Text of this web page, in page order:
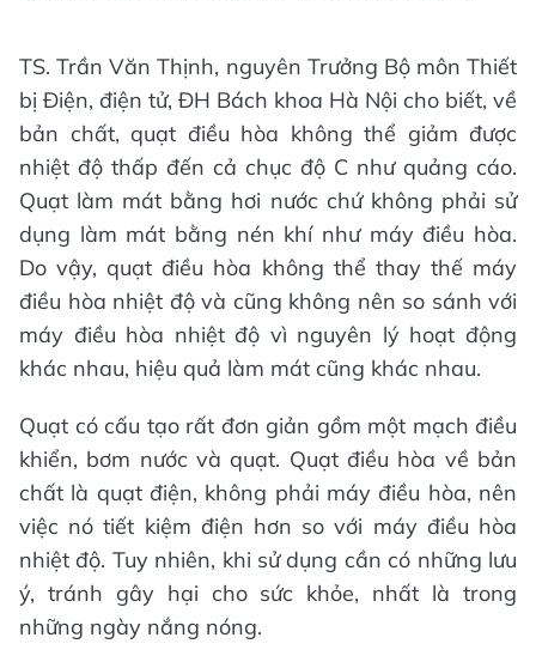
TS. Trần Văn Thịnh, nguyên Trưởng Bộ môn Thiết
bị Điện, điện tử, ĐH Bách khoa Hà Nội cho biết, về
bản chất, quạt điều hòa không thể giảm được
nhiệt độ thấp đến cả chục độ C như quảng cáo.
Quạt làm mát bằng hơi nước chứ không phải sử
dụng làm mát bằng nén khí như máy điều hòa.
Do vậy, quạt điều hòa không thể thay thế máy
điều hòa nhiệt độ và cũng không nên so sánh với
máy điều hòa nhiệt độ vì nguyên lý hoạt động
khác nhau, hiệu quả làm mát cũng khác nhau.
Quạt có cấu tạo rất đơn giản gồm một mạch điều
khiển, bơm nước và quạt. Quạt điều hòa về bản
chất là quạt điện, không phải máy điều hòa, nên
việc nó tiết kiệm điện hơn so với máy điều hòa
nhiệt độ. Tuy nhiên, khi sử dụng cần có những lưu
ý, tránh gây hại cho sức khỏe, nhất là trong
những ngày nắng nóng.